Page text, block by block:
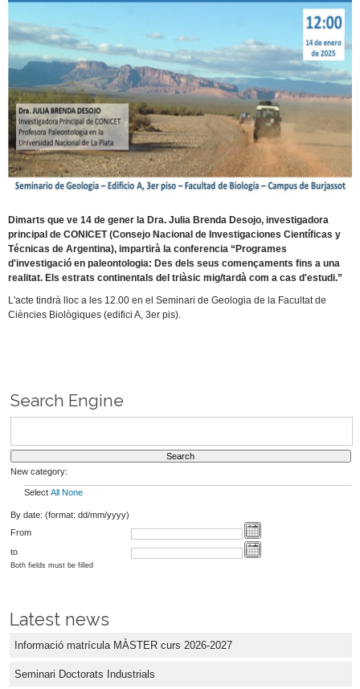
Dimarts que ve 14 de gener la Dra. Julia Brenda Desojo, investigadora
principal de CONICET (Consejo Nacional de Investigaciones Científicas y
Técnicas de Argentina), impartirà la conferencia “Programes
d'investigació en paleontologia: Des dels seus començaments fins a una
realitat. Els estrats continentals del triàsic mig/tardà com a cas d'estudi.”
L'acte tindrà lloc a les 12.00 en el Seminari de Geologia de la Facultat de
Ciències Biològiques (edifici A, 3er pis).
Search Engine
New category:
Select All None
By date: (format: dd/mm/yyyy)
From
to
Both fields must be filled
Latest news
Informació matrícula MÀSTER curs 2026-2027
Seminari Doctorats Industrials